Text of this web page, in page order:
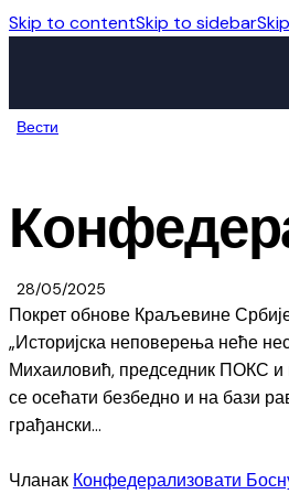
Skip to contentSkip to sidebar
Вести
28/05/2025
Покрет обнове Краљевине
„Историјска неповерења неће
Михаиловић, председник ПОКС и
се осећати безбедно и на бази
грађански…
Чланак Конфедерализовати